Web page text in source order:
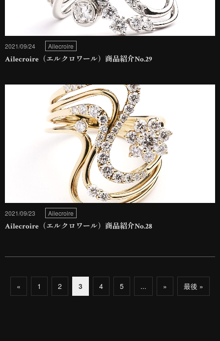
2021/09/24 Ailecroire
Ailecroire（エルクロワール）商品紹介No.29
2021/09/23 Ailecroire
Ailecroire（エルクロワール）商品紹介No.28
« 1 2 3 4 5 ... » 最後 »